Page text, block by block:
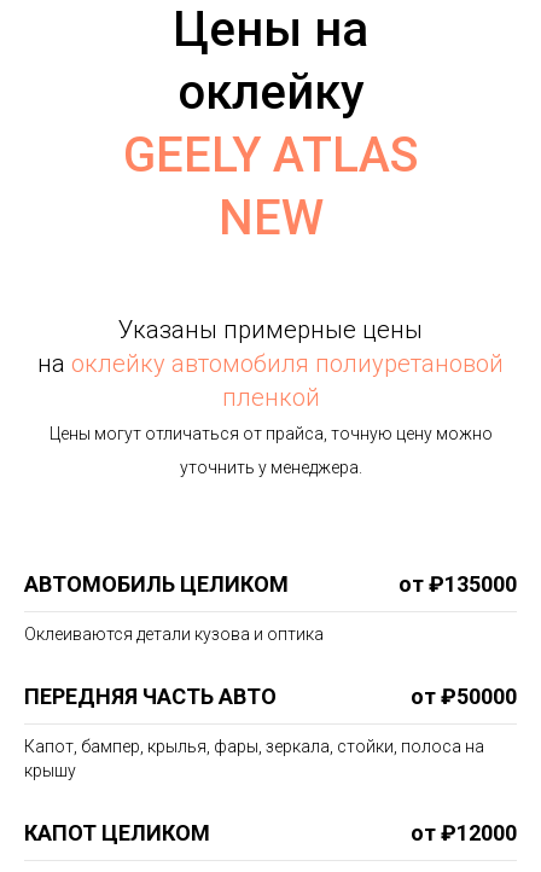
Цены на
оклейку
GEELY ATLAS
NEW
Указаны примерные цены
на оклейку автомобиля полиуретановой
пленкой
Цены могут отличаться от прайса, точную цену можно
уточнить у менеджера.
АВТОМОБИЛЬ ЦЕЛИКОМ от ₽135000
Оклеиваются детали кузова и оптика
ПЕРЕДНЯЯ ЧАСТЬ АВТО от ₽50000
Капот, бампер, крылья, фары, зеркала, стойки, полоса на
крышу
КАПОТ ЦЕЛИКОМ от ₽12000